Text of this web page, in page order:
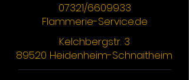
07321/6609933
Flammerie-Service.de
Kelchbergstr. 3
89520 Heidenheim-Schnaitheim